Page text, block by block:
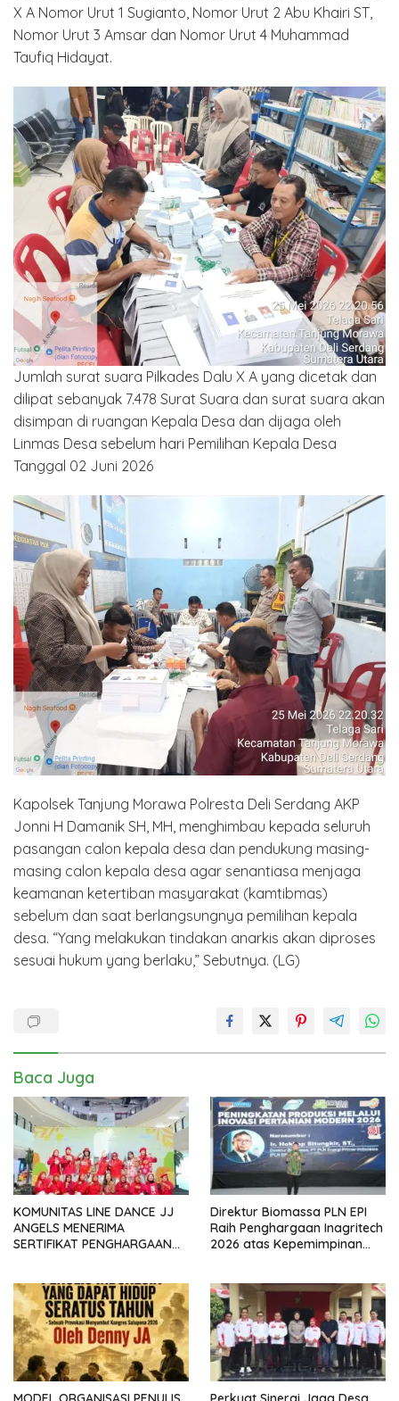
X A Nomor Urut 1 Sugianto, Nomor Urut 2 Abu Khairi ST,
Nomor Urut 3 Amsar dan Nomor Urut 4 Muhammad
Taufiq Hidayat.
Jumlah surat suara Pilkades Dalu X A yang dicetak dan
dilipat sebanyak 7.478 Surat Suara dan surat suara akan
disimpan di ruangan Kepala Desa dan dijaga oleh
Linmas Desa sebelum hari Pemilihan Kepala Desa
Tanggal 02 Juni 2026
Kapolsek Tanjung Morawa Polresta Deli Serdang AKP
Jonni H Damanik SH, MH, menghimbau kepada seluruh
pasangan calon kepala desa dan pendukung masing-
masing calon kepala desa agar senantiasa menjaga
keamanan ketertiban masyarakat (kamtibmas)
sebelum dan saat berlangsungnya pemilihan kepala
desa. “Yang melakukan tindakan anarkis akan diproses
sesuai hukum yang berlaku,” Sebutnya. (LG)
Baca Juga
KOMUNITAS LINE DANCE JJ
ANGELS MENERIMA
SERTIFIKAT PENGHARGAAN
Direktur Biomassa PLN EPI
Raih Penghargaan Inagritech
2026 atas Kepemimpinan